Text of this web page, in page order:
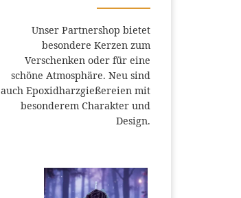
Unser Partnershop bietet
besondere Kerzen zum
Verschenken oder für eine
schöne Atmosphäre. Neu sind
auch Epoxidharzgießereien mit
besonderem Charakter und
Design.